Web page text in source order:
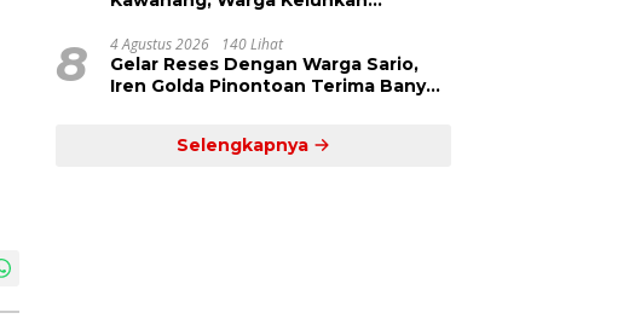
8 4 Agustus 2026 140 Lihat
Gelar Reses Dengan Warga Sario,
Iren Golda Pinontoan Terima Banyak
Selengkapnya